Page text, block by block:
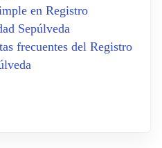
en Registro
Sepúlveda
frecuentes del Registro